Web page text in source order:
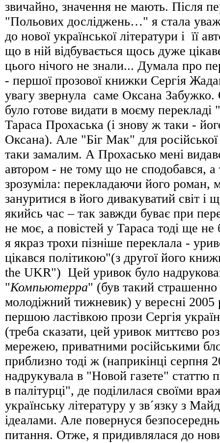
звичайно, значення не мають. Після
"Польових досліджень…" я стала
до нової української літератури і її
що в ній відбувається щось дуже
цього нічого не знали... Думала про
- першої прозової книжки Сергія
увагу звернула саме Оксана
було готове видати в моєму
Тараса Прохаська (і знову ж таки -
Оксана). Але "Біг Мак" для
таки замалим. А Прохасько мені
автором - не тому що не сподобався,
зрозуміла: перекладаючи його роман,
зануритися в його дивакуватий світ і
якийсь час – так завжди буває при
не моє, а повістей у Тараса тоді ще
я якраз трохи пiзнiше переклала -
цікався політикою"(з другої його
the UKR") Цей уривок було
"Компьютерра" (був такий
молодіжний тижневик) у вересні 2005
першою ластівкою прози Сергія
(треба сказати, цей уривок миттєво
мережею, приватними російськими
приблизно тоді ж (наприкінці серпня
надрукувала в "Новой газете" статтю
в палітурці", де поділилася своїми
українську літературу у зв´язку з
ідеалами. Але повернуся
питання. Отже, я придивлялася до